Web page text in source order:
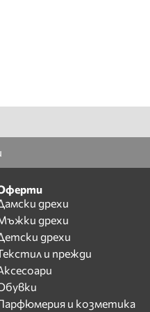
дрехи
дрехи
дрехи
и прежди
и козметика